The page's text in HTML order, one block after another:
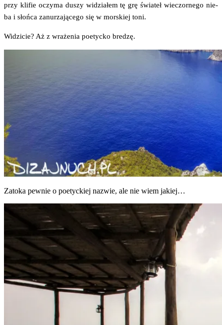
przy kli­fie oczy­ma duszy widzia­łem tę grę świa­teł wie­czor­ne­go nie­
ba i słoń­ca zanu­rza­ją­ce­go się w mor­skiej toni.
Widzi­cie? Aż z wra­że­nia poetyc­ko bredzę.
Zato­ka pew­nie o poetyc­kiej nazwie, ale nie wiem jakiej…